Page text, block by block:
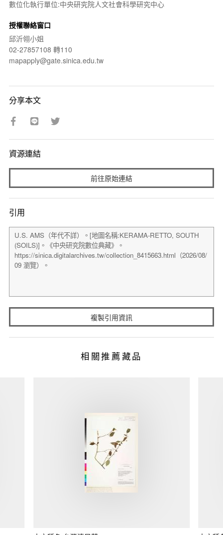
數位化執行單位:中央研究院人文社會科學研究中心
授權聯絡窗口
邱沂翎小姐
02-27857108 轉110
mapapply@gate.sinica.edu.tw
分享本文
資源連結
前往原始連結
引用
複製引用資訊
相關推薦藏品